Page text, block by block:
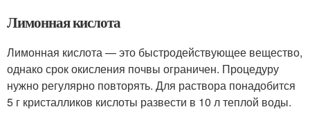
Лимонная кислота
Лимонная кислота — это быстродействующее вещество,
однако срок окисления почвы ограничен. Процедуру
нужно регулярно повторять. Для раствора понадобится
5 г кристалликов кислоты развести в 10 л теплой воды.